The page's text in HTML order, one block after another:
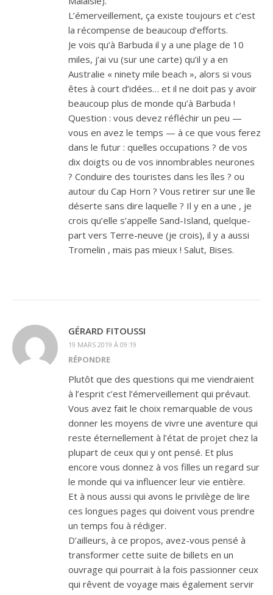
L’émerveillement, ça existe toujours et c’est
la récompense de beaucoup d’efforts.
Je vois qu’à Barbuda il y a une plage de 10
miles, j’ai vu (sur une carte) qu’il y a en
Australie « ninety mile beach », alors si vous
êtes à court d’idées… et il ne doit pas y avoir
beaucoup plus de monde qu’à Barbuda !
Question : vous devez réfléchir un peu —
vous en avez le temps — à ce que vous ferez
dans le futur : quelles occupations ? de vos
dix doigts ou de vos innombrables neurones
? Conduire des touristes dans les îles ? ou
autour du Cap Horn ? Vous retirer sur une île
déserte sans dire laquelle ? Il y en a une , je
crois qu’elle s’appelle Sand-Island, quelque-
part vers Terre-neuve (je crois), il y a aussi
Tromelin , mais pas mieux ! Salut, Bises.
GÉRARD FITOUSSI
19 MARS 2019 À 09:19
RÉPONDRE
Plutôt que des questions qui me viendraient
à l’esprit c’est l’émerveillement qui prévaut.
Vous avez fait le choix remarquable de vous
donner les moyens de vivre une aventure qui
reste éternellement à l’état de projet chez la
plupart de ceux qui y ont pensé. Et plus
encore vous donnez à vos filles un regard sur
le monde qui va influencer leur vie entière.
Et à nous aussi qui avons le privilège de lire
ces longues pages qui doivent vous prendre
un temps fou à rédiger.
D’ailleurs, à ce propos, avez-vous pensé à
transformer cette suite de billets en un
ouvrage qui pourrait à la fois passionner ceux
qui rêvent de voyage mais également servir